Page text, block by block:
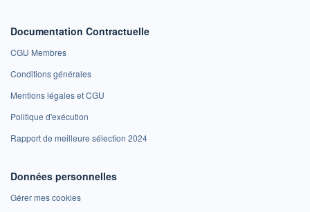
Documentation Contractuelle
CGU Membres
Conditions générales
Mentions légales et CGU
Politique d'exécution
Rapport de meilleure sélection 2024
Données personnelles
Gérer mes cookies